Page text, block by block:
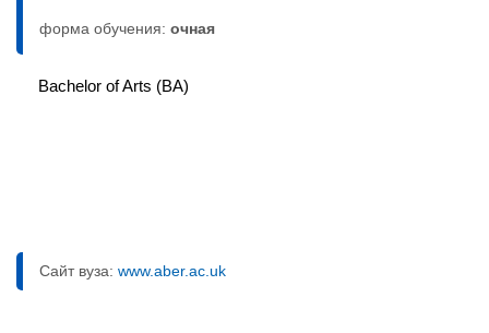
форма обучения: очная
Bachelor of Arts (BA)
Сайт вуза: www.aber.ac.uk